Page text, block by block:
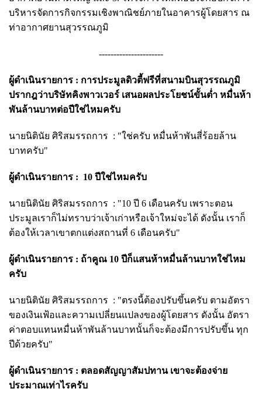
บริหารจัดการกิจกรรมเชิงพาณิชย์ภายในอาคารผู้โดยสาร ณ
ท่าอากาศยานสุวรรณภูมิ
----------------------
ผู้ดำเนินรายการ : การประมูลดิวตี้ฟรีที่สนามบินสุวรรณภูมิ
ปรากฎว่าบริษัทคิงพาวเวอร์ เสนอผลประโยชน์ขั้นต่ำ หมื่นห้า
พันล้านบาทต่อปีใช่ไหมครับ
นายนิตินัย ศิริสมรรถการ : "ใช่ครับ หมื่นห้าพันสี่ร้อยล้าน
บาทครับ"
ผู้ดำเนินรายการ : 10 ปีใช่ไหมครับ
นายนิตินัย ศิริสมรรถการ : "10 ปี 6 เดือนครับ เพราะตอน
ประมูลเราก็ไม่ทราบว่าเจ้าเก่าหรือเจ้าใหม่จะได้ ดังนั้น เราก็
ต้องให้เวลาเขาตกแต่งสถานที่ 6 เดือนครับ"
ผู้ดำเนินรายการ : ถ้าคูณ 10 ปีก็แสนห้าหมื่นล้านบาทใช่ไหม
ครับ
นายนิตินัย ศิริสมรรถการ : "ตรงนี้ต้องปรับขึ้นครับ ตามอัตรา
ของเงินเฟ้อและความเปลี่ยนแปลงของผู้โดยสาร ดังนั้น อัตรา
ค่าตอบแทนหมื่นห้าพันล้านบาทนั้นก็จะต้องมีการปรับขึ้น ทุก
ปีด้วยครับ"
ผู้ดำเนินรายการ : ตลอดสัญญาสัมปทาน เขาจะต้องจ่าย
ประมาณเท่าไรครับ